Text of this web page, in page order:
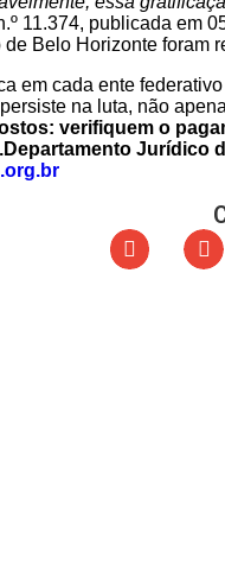
11.374, publicada em
Belo Horizonte foram
em cada ente
na luta, não
verifiquem o
Departamento Jurídico